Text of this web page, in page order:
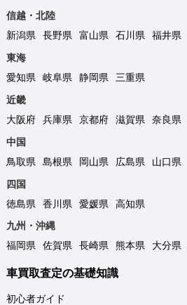
信越・北陸
新潟県
長野県 富山県 石川県
福井県
東海
愛知県
岐阜県 静岡県
三重県
近畿
大阪府
兵庫県 京都府 滋賀県 奈良県
中国
鳥取県
島根県 岡山県 広島県
山口県
四国
徳島県
香川県 愛媛県
高知県
九州・沖縄
福岡県
佐賀県 長崎県 熊本県 大分県
車買取査定の基礎知識
初心者ガイド